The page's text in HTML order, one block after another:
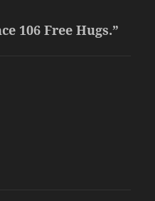
106 Free Hugs.”